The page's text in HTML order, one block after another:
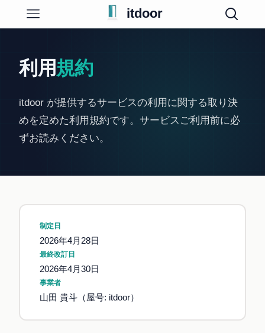
itdoor
利用規約
itdoor が提供するサービスの利用に関する取り決
めを定めた利用規約です。サービスご利用前に必
ずお読みください。
制定日
2026年4月28日
最終改訂日
2026年4月30日
事業者
山田 貴斗（屋号: itdoor）